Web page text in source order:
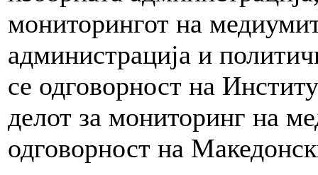
мониторингот на
администрација и
се одговорност на
делот за мониторинг на
одговорност на